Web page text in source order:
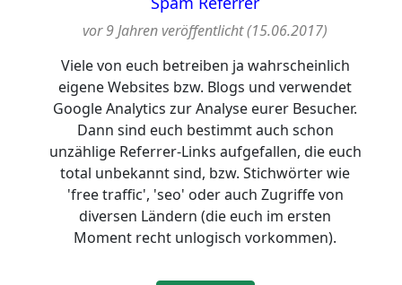
vor 9 Jahren veröffentlicht (15.06.2017)
Viele von euch betreiben ja wahrscheinlich
eigene Websites bzw. Blogs und verwendet
Google Analytics zur Analyse eurer Besucher.
Dann sind euch bestimmt auch schon
unzählige Referrer-Links aufgefallen, die euch
total unbekannt sind, bzw. Stichwörter wie
'free traffic', 'seo' oder auch Zugriffe von
diversen Ländern (die euch im ersten
Moment recht unlogisch vorkommen).